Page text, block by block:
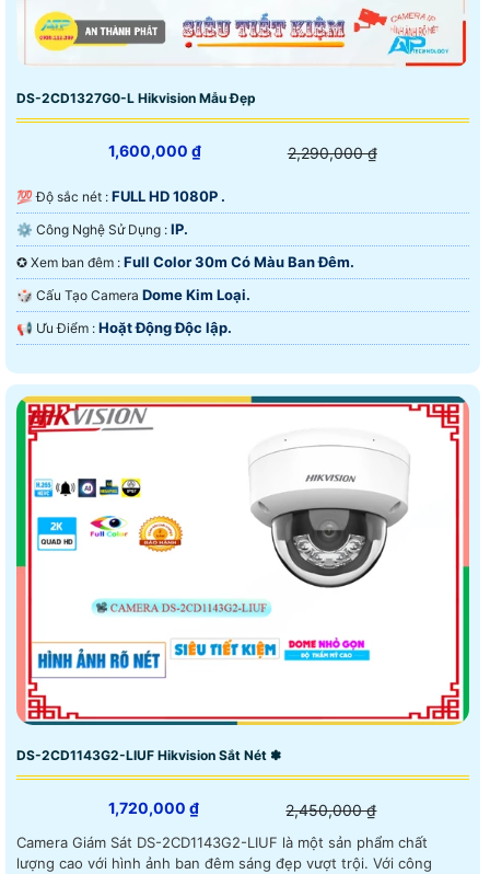
DS-2CD1327G0-L Hikvision Mẫu Đẹp
1,600,000 ₫ 2,290,000 ₫
💯 Độ sắc nét : FULL HD 1080P .
⚙ Công Nghệ Sử Dụng : IP.
✪ Xem ban đêm : Full Color 30m Có Màu Ban Đêm.
🎲 Cấu Tạo Camera Dome Kim Loại.
️📢 Ưu Điểm : Hoặt Động Độc lập.
DS-2CD1143G2-LIUF Hikvision Sắt Nét ✽
1,720,000 ₫ 2,450,000 ₫
Camera Giám Sát DS-2CD1143G2-LIUF là một sản phẩm chất
lượng cao với hình ảnh ban đêm sáng đẹp vượt trội. Với công